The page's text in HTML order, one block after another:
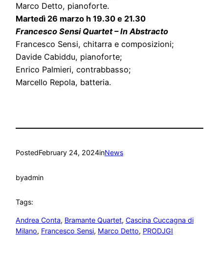
Marco Detto, pianoforte.
Martedì 26 marzo h 19.30 e 21.30
Francesco Sensi Quartet – In Abstracto
Francesco Sensi, chitarra e composizioni;
Davide Cabiddu, pianoforte;
Enrico Palmieri, contrabbasso;
Marcello Repola, batteria.
PostedFebruary 24, 2024inNews
byadmin
Tags:
Andrea Conta, Bramante Quartet, Cascina Cuccagna di
Milano, Francesco Sensi, Marco Detto, PRODJGI